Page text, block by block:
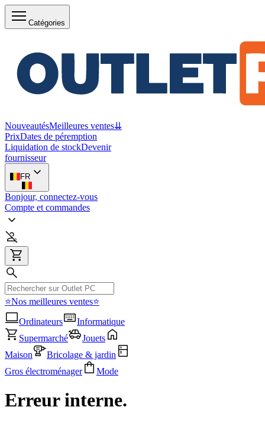
Catégories
NouveautésMeilleures ventes⇊
PrixDates de péremption
Liquidation de stockDevenir
fournisseur
FR
Bonjour, connectez-vous
Compte et commandes
⭐Nos meilleures ventes⭐
Ordinateurs
Informatique
Supermarché
Jouets
Maison
Bricolage & jardin
Gros électroménager
Mode
Erreur interne.